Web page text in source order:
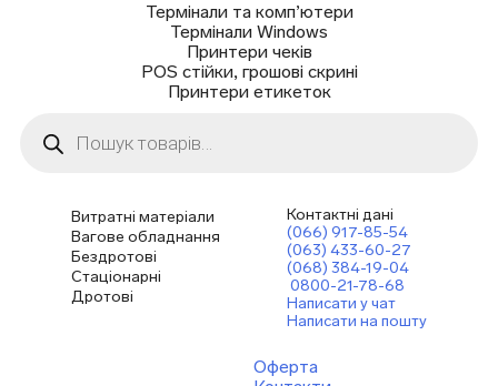
Термінали та комп’ютери
Термінали Windows
Принтери чеків
POS стійки, грошові скрині
Принтери етикеток
товарів
Витратні матеріали
Вагове обладнання
Бездротові
Стаціонарні
Дротові
Контактні дані
(066) 917-85-54
(063) 433-60-27
(068) 384-19-04
0800-21-78-68
Написати у чат
Написати на пошту
Оферта